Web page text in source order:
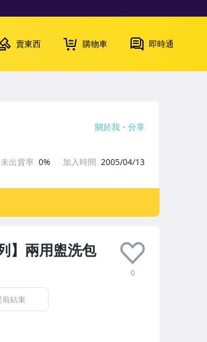
賣東西 購物車 即時通
】兩用盥洗包
0
前結束
關於我 分享
未出貨率 0% 加入時間 2005/04/13